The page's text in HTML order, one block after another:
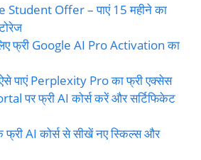
Student Offer – पाएं 15 महीने का
फ्री Google AI Pro Activation का
पाएं Perplexity Pro का फ्री एक्सेस
पर फ्री AI कोर्स करें और सर्टिफिकेट
AI कोर्स से सीखें नए स्किल्स और